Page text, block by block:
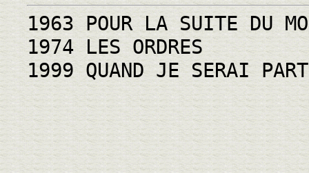
1963 POUR LA SUITE DU
1974 LES ORDRES
1999 QUAND JE SERAI